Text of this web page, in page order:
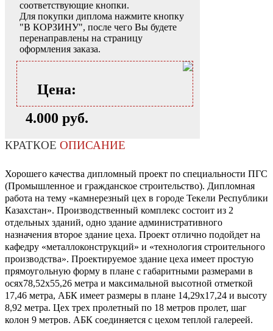
соответствующие кнопки.
Для покупки диплома нажмите кнопку
"В КОРЗИНУ", после чего Вы будете
перенаправлены на страницу
оформления заказа.
Цена:
4.000 руб.
КРАТКОЕ ОПИСАНИЕ
Хорошего качества дипломный проект по специальности ПГС
(Промышленное и гражданское строительство). Дипломная
работа на тему «камнерезный цех в городе Текели Республики
Казахстан». Производственный комплекс состоит из 2
отдельных зданий, одно здание административного
назначения второе здание цеха. Проект отлично подойдет на
кафедру «металлоконструкций» и «технология строительного
производства». Проектируемое здание цеха имеет простую
прямоугольную форму в плане с габаритными размерами в
осях78,52х55,26 метра и максимальной высотной отметкой
17,46 метра, АБК имеет размеры в плане 14,29х17,24 и высоту
8,92 метра. Цех трех пролетный по 18 метров пролет, шаг
колон 9 метров. АБК соединяется с цехом теплой галереей.